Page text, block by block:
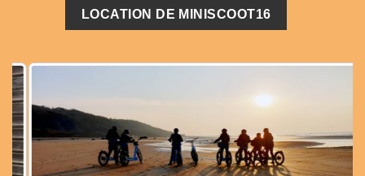
LOCATION DE MINISCOOT16